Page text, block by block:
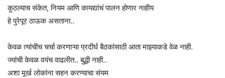
कुठल्याच संकेत, नियम आणि कायद्यांचं पालन होणार नाहीय
हे पुरेपूर ठाऊक असताना..
केवळ त्यांचीच चर्चा करणाऱ्या प्रदीर्घ बैठकांसाठी आता माझ्याकडे वेळ नाही.
ज्यांची केवळ वयंच वाढलीत.. बुद्धी नाही..
अशा मूर्ख लोकांना सहन करण्याचा संयम